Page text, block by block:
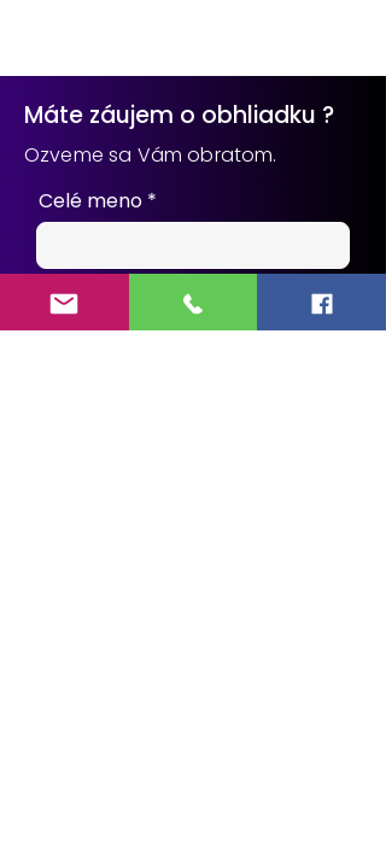
Máte záujem o obhliadku ?
Ozveme sa Vám obratom.
Celé meno
e-mail